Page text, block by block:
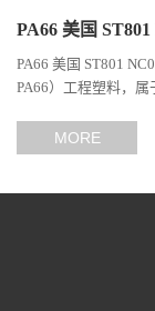
PA66 美国
PA66 美国 ST801
PA66）工程塑料，
MORE